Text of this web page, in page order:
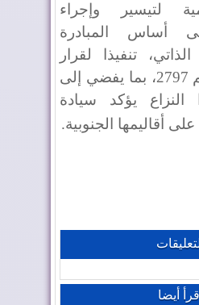
لتيسير وإجراء
أساس المبادرة
تنفيذا لقرار
مجلس الأمن رقم 2797، بما يفضي إلى
يؤكد سيادة
على أقاليمها الجنوبية.
إقرأ أيضا